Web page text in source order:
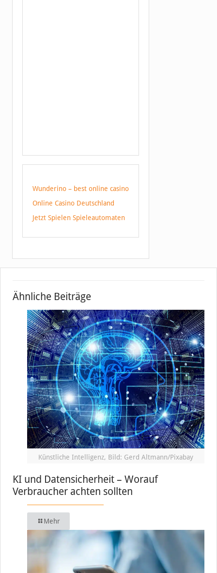
Wunderino – best online casino
Online Casino Deutschland
Jetzt Spielen Spieleautomaten
Ähnliche Beiträge
Künstliche Intelligenz, Bild: Gerd Altmann/Pixabay
KI und Datensicherheit – Worauf
Verbraucher achten sollten
Mehr